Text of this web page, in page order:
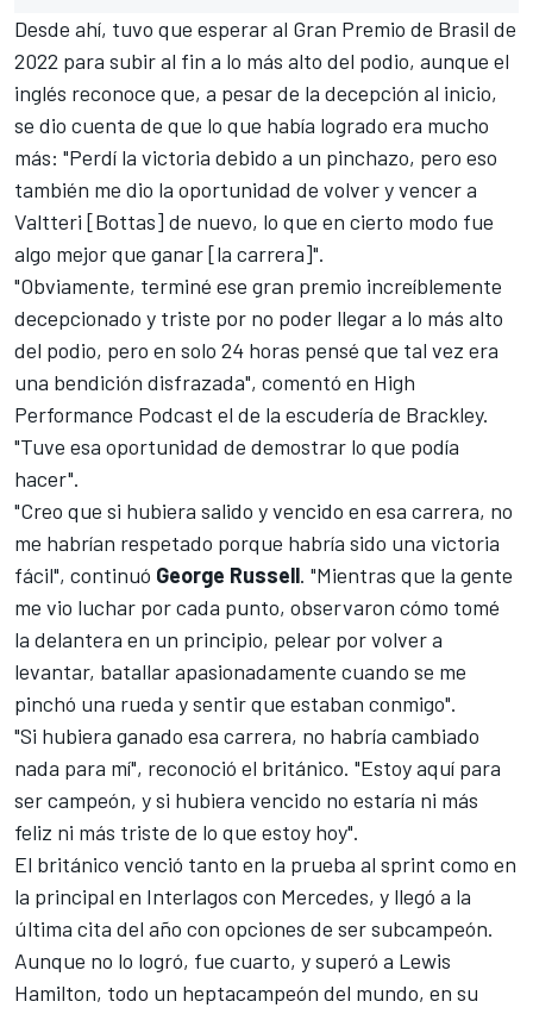
Desde ahí, tuvo que esperar al Gran Premio de Brasil de
2022 para subir al fin a lo más alto del podio, aunque el
inglés reconoce que, a pesar de la decepción al inicio,
se dio cuenta de que lo que había logrado era mucho
más: "Perdí la victoria debido a un pinchazo, pero eso
también me dio la oportunidad de volver y vencer a
Valtteri [Bottas] de nuevo, lo que en cierto modo fue
algo mejor que ganar [la carrera]".
"Obviamente, terminé ese gran premio increíblemente
decepcionado y triste por no poder llegar a lo más alto
del podio, pero en solo 24 horas pensé que tal vez era
una bendición disfrazada", comentó en High
Performance Podcast el de la escudería de Brackley.
"Tuve esa oportunidad de demostrar lo que podía
hacer".
"Creo que si hubiera salido y vencido en esa carrera, no
me habrían respetado porque habría sido una victoria
fácil", continuó George Russell. "Mientras que la gente
me vio luchar por cada punto, observaron cómo tomé
la delantera en un principio, pelear por volver a
levantar, batallar apasionadamente cuando se me
pinchó una rueda y sentir que estaban conmigo".
"Si hubiera ganado esa carrera, no habría cambiado
nada para mí", reconoció el británico. "Estoy aquí para
ser campeón, y si hubiera vencido no estaría ni más
feliz ni más triste de lo que estoy hoy".
El británico venció tanto en la prueba al sprint como en
la principal en Interlagos con Mercedes, y llegó a la
última cita del año con opciones de ser subcampeón.
Aunque no lo logró, fue cuarto, y superó a Lewis
Hamilton, todo un heptacampeón del mundo, en su